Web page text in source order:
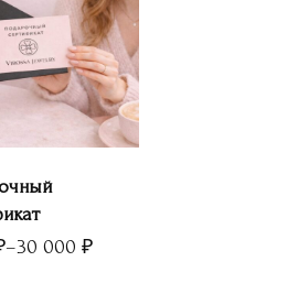
товар
имеет
несколько
–30 000 ₽